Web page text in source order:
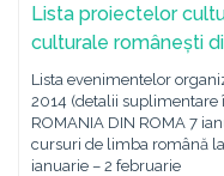
Lista proiectelor
culturale românești
Lista evenimentelor
2014 (detalii suplimentare
ROMANIA DIN ROMA 7
cursuri de limba română
ianuarie – 2 februarie